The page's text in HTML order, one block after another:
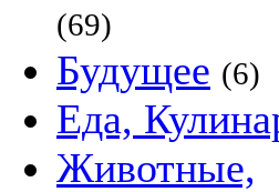
(69)
Будущее (6)
Еда,
Животные,